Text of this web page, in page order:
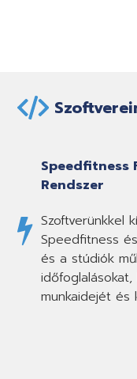
Speedfitness
Rendszer
Szoftverünkkel
Speedfitness
és a stúdiók
munkaidejét és